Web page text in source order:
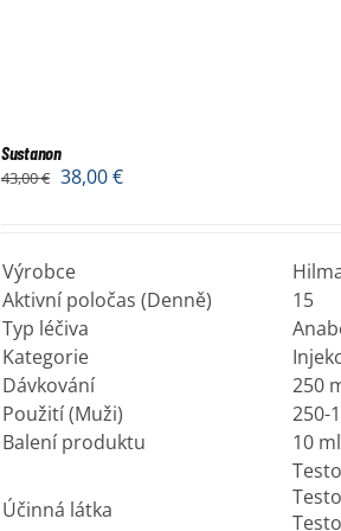
Sustanon
43,00€ 38,00€
Výrobce
Aktivní poločas (Denně)
15
Typ léčiva
Kategorie
Dávkování
250
Použití (Muži)
250-
Balení produktu
10
Účinná látka